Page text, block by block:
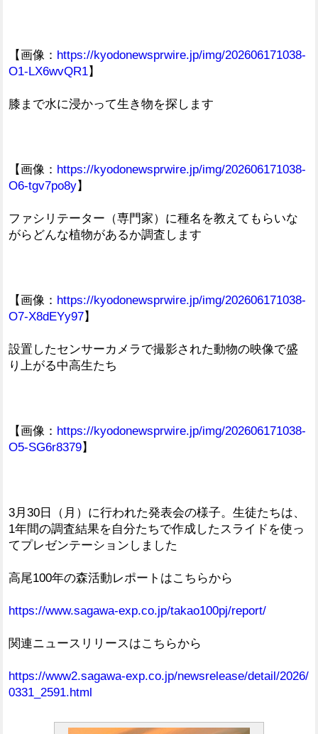
【画像： https://kyodonewsprwire.jp/img/202606171038-
O1-LX6wvQR1】
膝まで水に浸かって生き物を探します
【画像： https://kyodonewsprwire.jp/img/202606171038-
O6-tgv7po8y】
ファシリテーター（専門家）に種名を教えてもらいな
がらどんな植物があるか調査します
【画像： https://kyodonewsprwire.jp/img/202606171038-
O7-X8dEYy97】
設置したセンサーカメラで撮影された動物の映像で盛
り上がる中高生たち
【画像： https://kyodonewsprwire.jp/img/202606171038-
O5-SG6r8379】
3月30日（月）に行われた発表会の様子。生徒たちは、
1年間の調査結果を自分たちで作成したスライドを使っ
てプレゼンテーションしました
高尾100年の森活動レポートはこちらから
https://www.sagawa-exp.co.jp/takao100pj/report/
関連ニュースリリースはこちらから
https://www2.sagawa-exp.co.jp/newsrelease/detail/2026/
0331_2591.html